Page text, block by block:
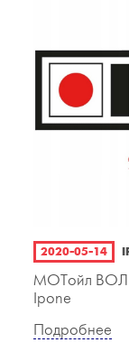
2020-05-14
МОТойл
Ipone
Подробнее